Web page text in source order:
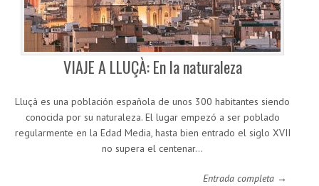
VIAJE A LLUÇÀ: En la naturaleza
Lluçà es una población española de unos 300 habitantes siendo
conocida por su naturaleza. El lugar empezó a ser poblado
regularmente en la Edad Media, hasta bien entrado el siglo XVII
no supera el centenar…
Entrada completa →